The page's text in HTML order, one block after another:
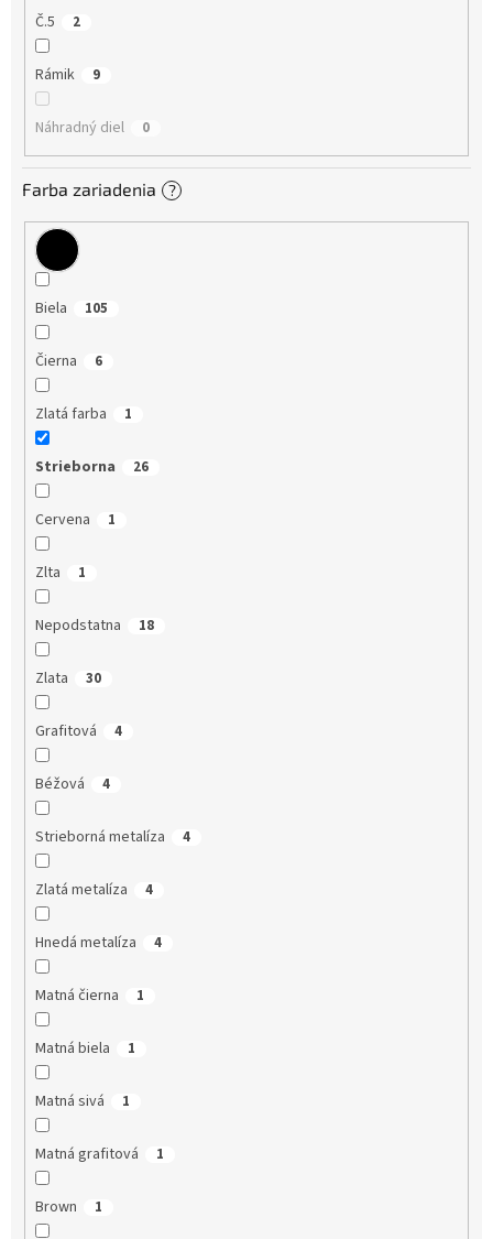
Č.5 2
Rámik 9
Náhradný diel 0
Farba zariadenia ?
Biela 105
Čierna 6
Zlatá farba 1
Strieborna 26
Cervena 1
Zlta 1
Nepodstatna 18
Zlata 30
Grafitová 4
Béžová 4
Strieborná metalíza 4
Zlatá metalíza 4
Hnedá metalíza 4
Matná čierna 1
Matná biela 1
Matná sivá 1
Matná grafitová 1
Brown 1